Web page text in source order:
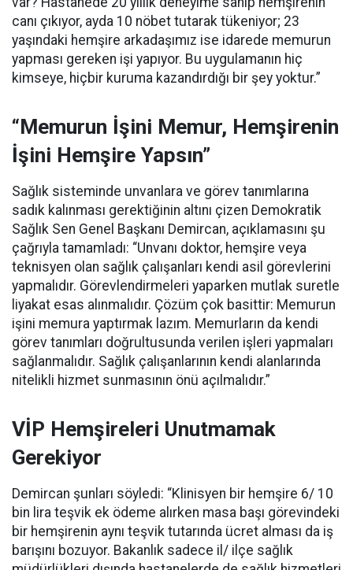
canı çıkıyor, ayda 10 nöbet tutarak tükeniyor; 23
yaşındaki hemşire arkadaşımız ise idarede memurun
yapması gereken işi yapıyor. Bu uygulamanın hiç
kimseye, hiçbir kuruma kazandırdığı bir şey yoktur.”
“Memurun İşini Memur, Hemşirenin
İşini Hemşire Yapsın”
Sağlık sisteminde unvanlara ve görev tanımlarına
sadık kalınması gerektiğinin altını çizen Demokratik
Sağlık Sen Genel Başkanı Demircan, açıklamasını şu
çağrıyla tamamladı: “Unvanı doktor, hemşire veya
teknisyen olan sağlık çalışanları kendi asil görevlerini
yapmalıdır. Görevlendirmeleri yaparken mutlak suretle
liyakat esas alınmalıdır. Çözüm çok basittir: Memurun
işini memura yaptırmak lazım. Memurların da kendi
görev tanımları doğrultusunda verilen işleri yapmaları
sağlanmalıdır. Sağlık çalışanlarının kendi alanlarında
nitelikli hizmet sunmasının önü açılmalıdır.”
VİP Hemşireleri Unutmamak
Gerekiyor
Demircan şunları söyledi: “Klinisyen bir hemşire 6/ 10
bin lira teşvik ek ödeme alırken masa başı görevindeki
bir hemşirenin aynı teşvik tutarında ücret alması da iş
barışını bozuyor. Bakanlık sadece il/ ilçe sağlık